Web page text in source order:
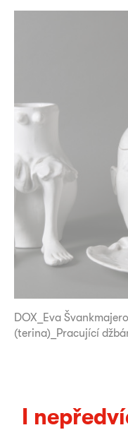
DOX_Eva
(terina)_Pracující
I